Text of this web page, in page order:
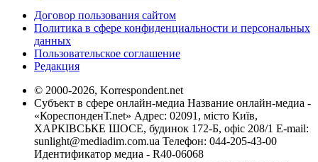
Договор пользования сайтом
Политика в сфере конфиденциальности и персональных
данных
Пользовательское соглашение
Редакция
© 2000-2026, Korrespondent.net
Субъект в сфере онлайн-медиа Название онлайн-медиа -
«КореспонденТ.net» Адрес: 02091, місто Київ,
ХАРКІВСЬКЕ ШОСЕ, будинок 172-Б, офіс 208/1 E-mail:
sunlight@mediadim.com.ua Телефон: 044-205-43-00
Идентификатор медиа - R40-06068